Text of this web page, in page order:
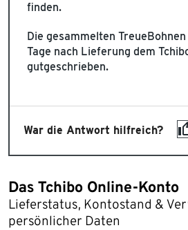
finden.
Die gesammelten
Tage nach Lieferung dem
gutgeschrieben.
War die Antwort hilfreich?
Das Tchibo Online-Konto
Lieferstatus, Kontostand &
persönlicher Daten